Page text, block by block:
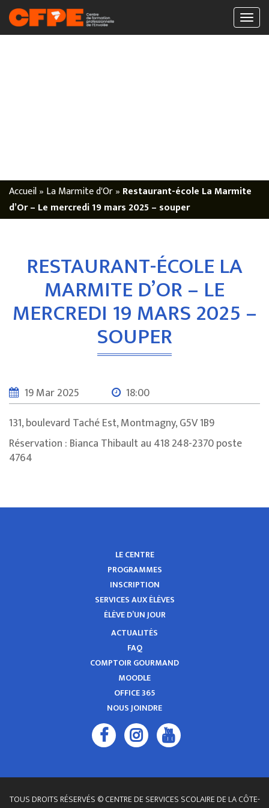
Accueil» La Marmite d'Or» Restaurant-école La Marmite
d’Or – Le mercredi 19 mars 2025 – souper
RESTAURANT-ÉCOLE LA
MARMITE D’OR – LE
MERCREDI 19 MARS 2025 –
SOUPER
19 Mar 2025
18:00
131, boulevard Taché Est, Montmagny, G5V 1B9
Réservation : Bianca Thibault au 418 248-2370 poste
4764
LE CENTRE
PROGRAMMES
INSCRIPTION
SERVICES AUX ÉLÈVES
ÉLÈVE D’UN JOUR
ACTUALITÉS
FAQ
COMPTOIR GOURMAND
MOODLE
OFFICE 365
NOUS JOINDRE
TOUS DROITS RÉSERVÉS © CENTRE DE SERVICES SCOLAIRE DE LA CÔTE-